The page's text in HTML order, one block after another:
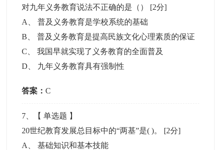
对九年义务教育说法不正确的是（） [2分]
A
、普及义务教育是学校系统的基础
B 、普及义务教育是提高民族文化心理素质的保证
C 、我国早就实现了义务教育的全面普及
D
九年义务教育具有强制性
答案：C
7 、【单选题 】
20世纪教育发展总目标中的“两基”是( )。 [2分]
A
、基础知识和基本技能